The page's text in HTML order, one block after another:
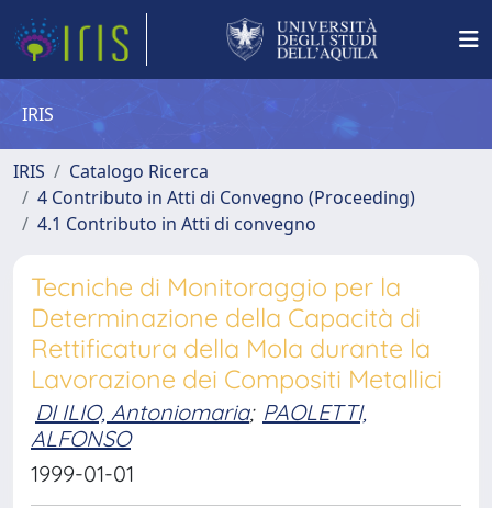
IRIS
IRIS
Catalogo Ricerca
4 Contributo in Atti di Convegno (Proceeding)
4.1 Contributo in Atti di convegno
Tecniche di Monitoraggio per la
Determinazione della Capacità di
Rettificatura della Mola durante la
Lavorazione dei Compositi Metallici
DI ILIO, Antoniomaria; PAOLETTI,
ALFONSO
1999-01-01